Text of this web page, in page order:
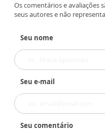
Os comentários e avaliações
seus autores e não
Seu nome
Seu e-mail
Seu comentário